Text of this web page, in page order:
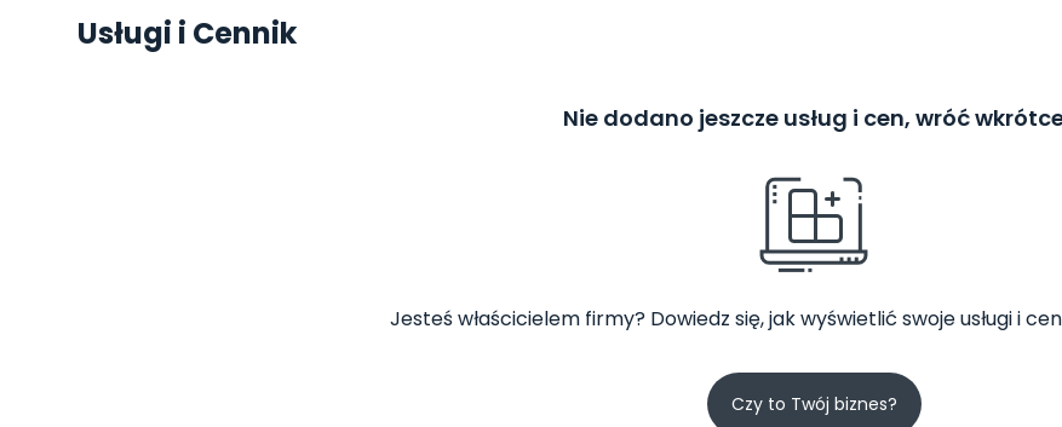
Usługi i Cennik
Nie dodano jeszcze usług i cen, wróć
Jesteś właścicielem firmy? Dowiedz się, jak wyświetlić swoje usługi i
Czy to Twój biznes?